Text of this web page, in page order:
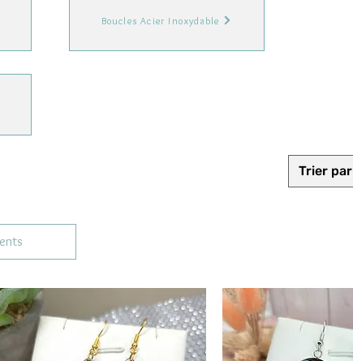
Boucles Acier Inoxydable
Trier par